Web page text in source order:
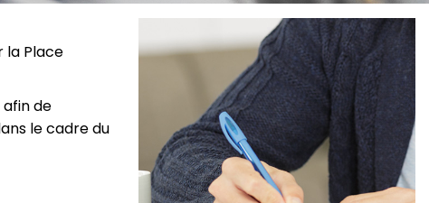
la Place
afin de
le cadre du
Image